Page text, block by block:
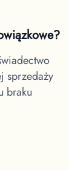
sprzedaży
braku